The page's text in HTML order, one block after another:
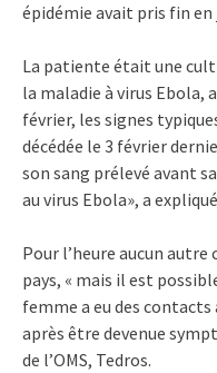
épidémie avait pris fin en
La patiente était une
la maladie à virus Ebola,
février, les signes
décédée le 3 février
son sang prélevé avant
au virus Ebola», a
Pour l’heure aucun autre
pays, « mais il est
femme a eu des contacts
après être devenue
de l’OMS, Tedros.